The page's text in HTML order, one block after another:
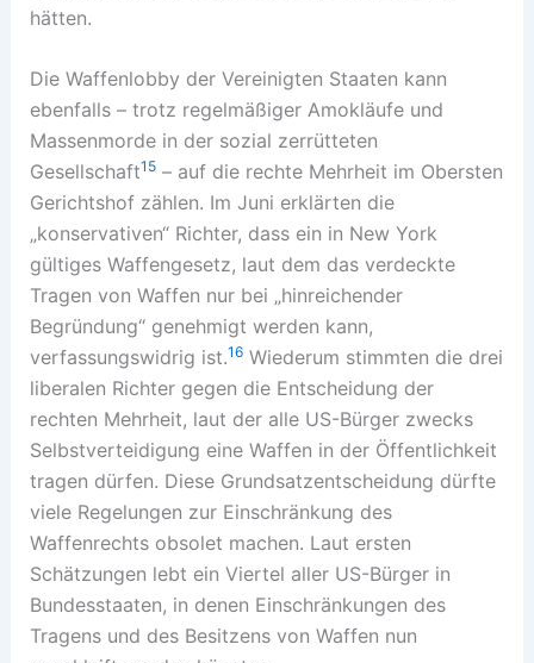
hätten.
Die Waffenlobby der Vereinigten Staaten kann
ebenfalls – trotz regelmäßiger Amokläufe und
Massenmorde in der sozial zerrütteten
Gesellschaft15– auf die rechte Mehrheit im Obersten
Gerichtshof zählen. Im Juni erklärten die
„konservativen“ Richter, dass ein in New York
gültiges Waffengesetz, laut dem das verdeckte
Tragen von Waffen nur bei „hinreichender
Begründung“ genehmigt werden kann,
verfassungswidrig ist.16Wiederum stimmten die drei
liberalen Richter gegen die Entscheidung der
rechten Mehrheit, laut der alle US-Bürger zwecks
Selbstverteidigung eine Waffen in der Öffentlichkeit
tragen dürfen. Diese Grundsatzentscheidung dürfte
viele Regelungen zur Einschränkung des
Waffenrechts obsolet machen. Laut ersten
Schätzungen lebt ein Viertel aller US-Bürger in
Bundesstaaten, in denen Einschränkungen des
Tragens und des Besitzens von Waffen nun